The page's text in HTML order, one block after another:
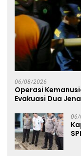
06/08/2026
Operasi
Evakuasi Dua
06/